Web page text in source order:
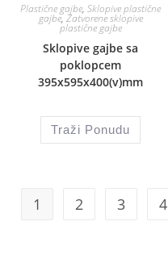
Plastične gajbe, Sklopive plastične
gajbe,Zatvorene sklopive
plastične gajbe
Sklopive gajbe sa
poklopcem
395x595x400(v)mm
Traži Ponudu
1 2 3 4